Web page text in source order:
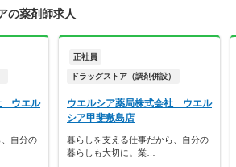
の薬剤師求人
ウエル
自分の
正社員
ドラッグストア（調剤併設）
ウエルシア薬局株式会社 ウエル
シア甲斐敷島店
暮らしを支える仕事だから、自分の
暮らしも大切に。業…